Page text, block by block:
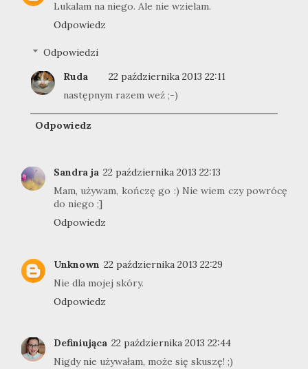
Lukalam na niego. Ale nie wzielam.
Odpowiedz
Odpowiedzi
Ruda
22 października 2013 22:11
następnym razem weź ;-)
Odpowiedz
Sandra ja 22 października 2013 22:13
Mam, używam, kończę go :) Nie wiem czy powrócę
do niego ;]
Odpowiedz
Unknown 22 października 2013 22:29
Nie dla mojej skóry.
Odpowiedz
Definiująca 22 października 2013 22:44
Nigdy nie używałam, może się skuszę! ;)